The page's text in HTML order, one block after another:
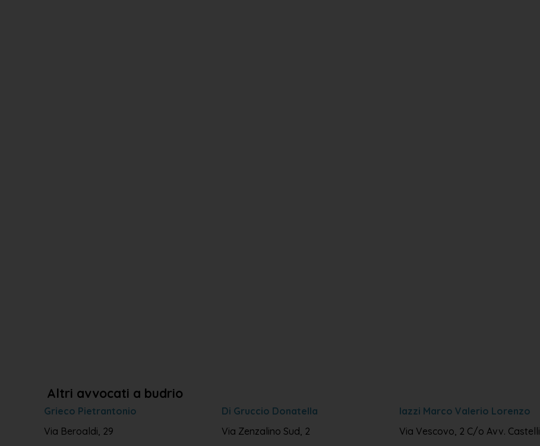
Altri avvocati a budrio
Grieco Pietrantonio
Via Beroaldi, 29
Di Gruccio Donatella
Via Zenzalino Sud, 2
Iazzi Marco Valerio Lorenzo
Via Vescovo, 2 C/o Avv. Castelli